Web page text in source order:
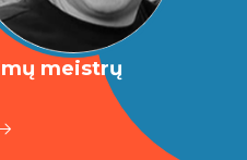
meistrų